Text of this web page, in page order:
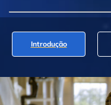
Introdução